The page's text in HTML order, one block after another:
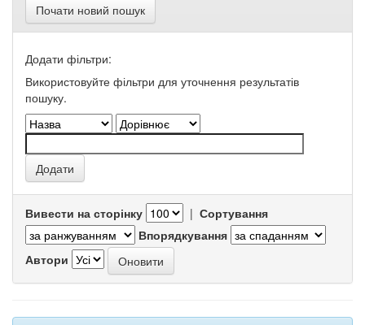
Почати новий пошук
Додати фільтри:
Використовуйте фільтри для уточнення результатів
пошуку.
Вивести на сторінку | Сортування
Впорядкування
Автори